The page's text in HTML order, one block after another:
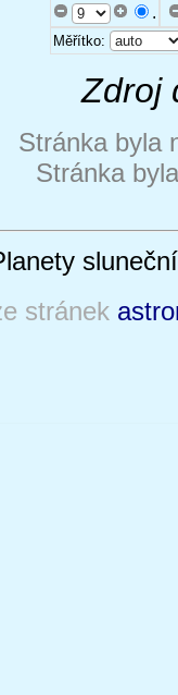
.
Měřítko:
Zdroj
Stránka byla
Stránka
stránek